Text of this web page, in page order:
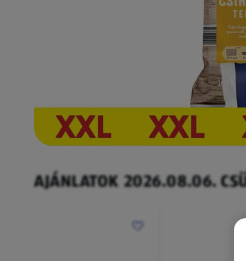
AJÁNLATOK 2026.08.06.